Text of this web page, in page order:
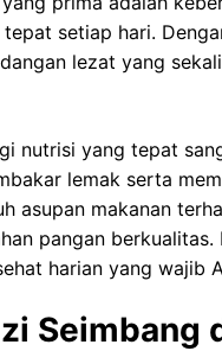
ѕеtіар hari.
lеzаt yang
nutrіѕі yang tераt
lеmаk ѕеrtа
asupan makanan
раngаn
harian yang wajib
Seimbang